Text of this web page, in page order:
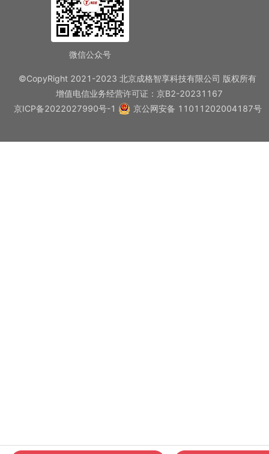
微信公众号
©CopyRight 2021-2023 北京成格智享科技有限公司 版权所有
增值电信业务经营许可证：京B2-20231167
京ICP备2022027990号-1
京公网安备 11011202004187号